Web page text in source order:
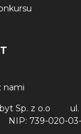
nami
Sp. z o.o
NIP: 739-020-